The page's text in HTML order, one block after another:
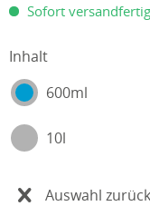
Sofort
Inhalt
600ml
10l
Auswahl